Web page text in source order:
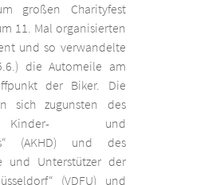
großen Charityfest
11. Mal organisierten
und so verwandelte
die Automeile am
der Biker. Die
sich zugunsten des
Kinder- und
(AKHD) und des
und Unterstützer der
(VDFU) und